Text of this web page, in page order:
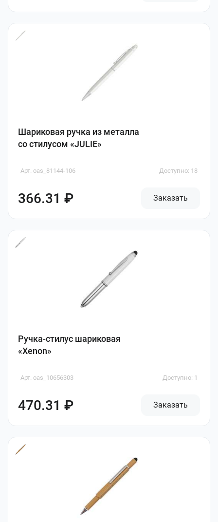
Шариковая ручка из металла
со стилусом «JULIE»
Арт. oas_81144-106 Доступно: 18
366.31 ₽ Заказать
Ручка-стилус шариковая
«Xenon»
Арт. oas_10656303 Доступно: 1
470.31 ₽ Заказать